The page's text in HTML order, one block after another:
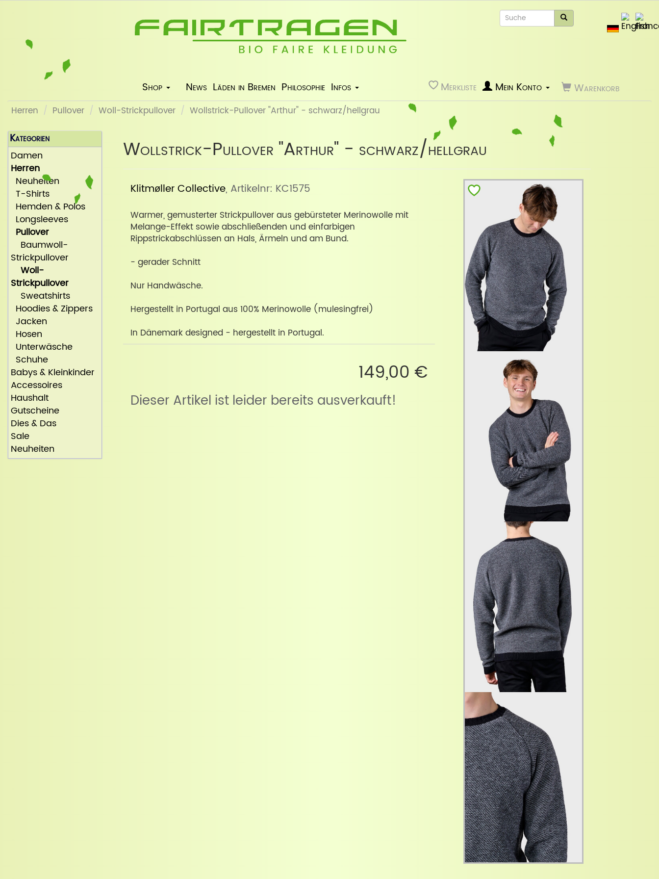
Shop News Läden in Bremen Philosophie Infos Merkliste Warenkorb
Mein Konto
Herren Pullover Woll-Strickpullover Wollstrick-Pullover "Arthur" - schwarz/hellgrau
Wollstrick-Pullover "Arthur" - schwarz/hellgrau
Klitmøller Collective, Artikelnr: KC1575
Warmer, gemusterter Strickpullover aus gebürsteter Merinowolle mit
Melange-Effekt sowie abschließenden und einfarbigen
Rippstrickabschlüssen an Hals, Ärmeln und am Bund.
- gerader Schnitt
Nur Handwäsche.
Hergestellt in Portugal aus 100% Merinowolle (mulesingfrei)
In Dänemark designed - hergestellt in Portugal.
149,00 €
Dieser Artikel ist leider bereits ausverkauft!
Kategorien
Damen
Herren
Neuheiten
T-Shirts
Hemden & Polos
Longsleeves
Pullover
Baumwoll-
Strickpullover
Woll-
Strickpullover
Sweatshirts
Hoodies & Zippers
Jacken
Hosen
Unterwäsche
Schuhe
Babys & Kleinkinder
Accessoires
Haushalt
Gutscheine
Dies & Das
Sale
Neuheiten